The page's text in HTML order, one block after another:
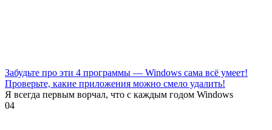
Забудьте про эти 4 программы — Windows сама всё умеет!
Проверьте, какие приложения можно смело удалить!
Я всегда первым ворчал, что с каждым годом Windows
04